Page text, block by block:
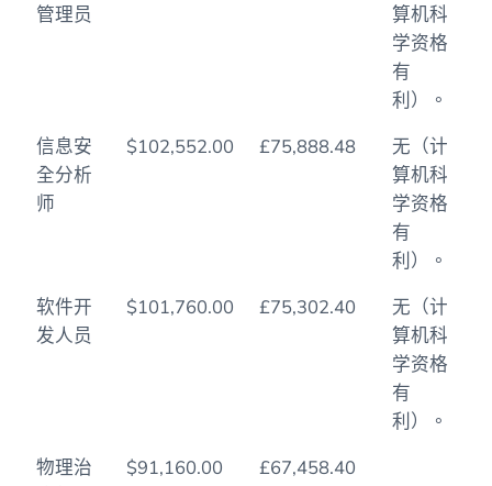
管理员
算机科
学资格
有
利）。
信息安
全分析
师
$102,552.00 £75,888.48
无（计
算机科
学资格
有
利）。
软件开
发人员
$101,760.00 £75,302.40
无（计
算机科
学资格
有
利）。
物理治
$91,160.00 £67,458.40